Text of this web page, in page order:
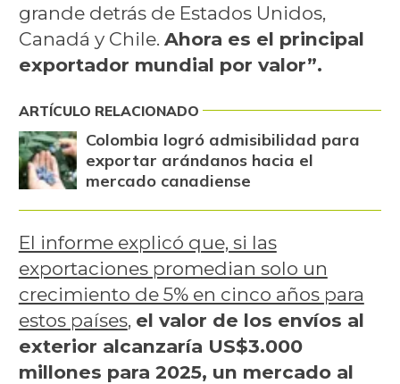
grande detrás de Estados Unidos,
Canadá y Chile. Ahora es el principal
exportador mundial por valor”.
ARTÍCULO RELACIONADO
Colombia logró admisibilidad para
exportar arándanos hacia el
mercado canadiense
El informe explicó que, si las
exportaciones promedian solo un
crecimiento de 5% en cinco años para
estos países, el valor de los envíos al
exterior alcanzaría US$3.000
millones para 2025, un mercado al